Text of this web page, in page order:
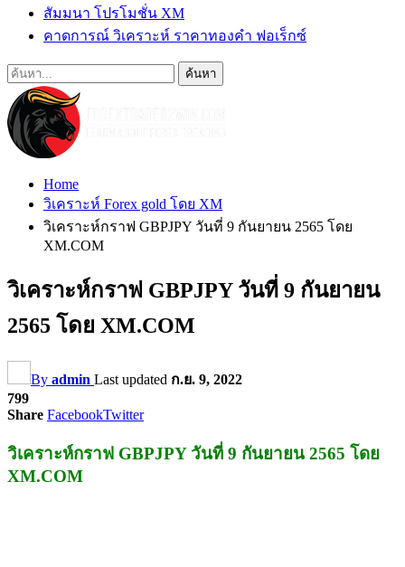
สัมมนา โปรโมชั่น XM
คาดการณ์ วิเคราะห์ ราคาทองคำ ฟอเร็กซ์
Home
วิเคราะห์ Forex gold โดย XM
วิเคราะห์กราฟ GBPJPY วันที่ 9 กันยายน 2565 โดย
XM.COM
วิเคราะห์กราฟ GBPJPY วันที่ 9 กันยายน
2565 โดย XM.COM
By admin Last updated ก.ย. 9, 2022
799
Share FacebookTwitter
วิเคราะห์กราฟ GBPJPY วันที่ 9 กันยายน 2565 โดย
XM.COM